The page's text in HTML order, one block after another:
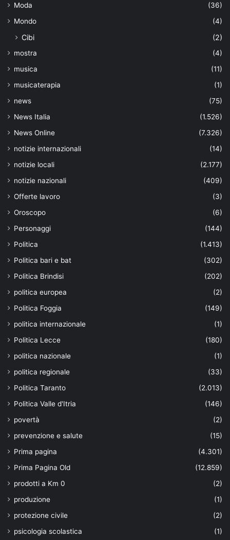
Moda
(36)
Mondo
(4)
Cibi (2)
mostra
(4)
musica
(11)
musicaterapia
(1)
news
(75)
News Italia
(1.526)
News Online
(7.326)
notizie internazionali
(14)
notizie locali
(2.177)
notizie nazionali
(409)
Offerte lavoro
(3)
Oroscopo
(6)
Personaggi
(144)
Politica
(1.413)
Politica bari e bat
(302)
Politica Brindisi
(202)
politica europea
(2)
Politica Foggia
(149)
politica internazionale
(1)
Politica Lecce
(180)
politica nazionale
(1)
politica regionale
(33)
Politica Taranto
(2.013)
Politica Valle d'Itria
(146)
povertà
(2)
prevenzione e salute
(15)
Prima pagina
(4.301)
Prima Pagina Old
(12.859)
prodotti a Km 0
(2)
produzione
(1)
protezione civile
(2)
psicologia scolastica
(1)